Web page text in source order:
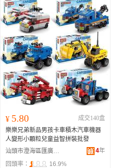
¥ 5.80
成交140盒
樂樂兄弟新品男孩卡車積木汽車機器
人變形小顆粒兒童益智拼裝批發
汕頭市澄海區匯廣通玩具商行
4年
回頭率：
16.9%